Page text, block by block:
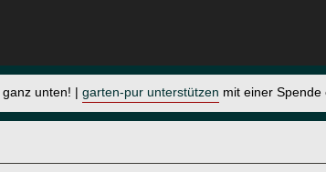
ganz unten! | garten-pur unterstützen mit einer